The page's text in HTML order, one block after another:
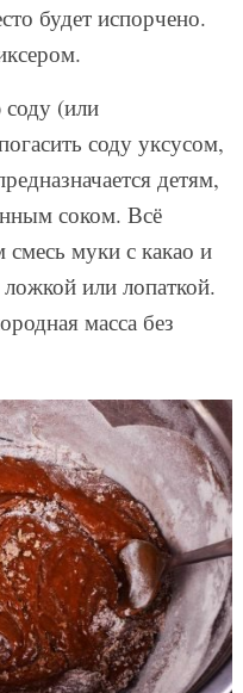
будет испорчено.
(или
соду уксусом,
детям,
соком. Всё
муки с какао и
или лопаткой.
масса без